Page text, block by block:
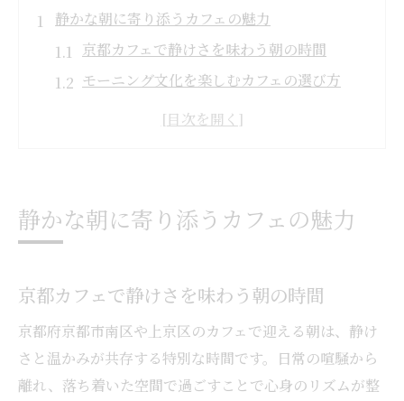
静かな朝に寄り添うカフェの魅力
京都カフェで静けさを味わう朝の時間
モーニング文化を楽しむカフェの選び方
早朝のカフェで過ごす心地よいひととき
モーニングを満喫する京都市南区の朝
カフェ選びで変わる朝食時間の楽しみ
京都モーニングの魅力を南区で再発見
カフェで過ごす贅沢な南区の朝のすすめ
朝にぴったりなカフェモーニングの特徴
静かな朝に寄り添うカフェの魅力
京都カフェで静けさを味わう朝の時間
京都府京都市南区や上京区のカフェで迎える朝は、静け
さと温かみが共存する特別な時間です。日常の喧騒から
離れ、落ち着いた空間で過ごすことで心身のリズムが整